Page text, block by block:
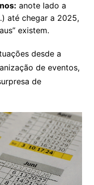
anote lado a
até chegar a 2025,
existem.
desde a
de eventos,
de